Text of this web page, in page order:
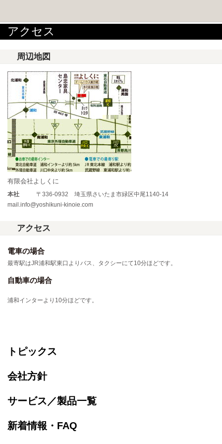
アクセス
周辺地図
有限会社よしくに
本社
〒336-0932 埼玉県さいたま市緑区中尾1140-14
mail.info@yoshikuni-kinoie.com
アクセス
電車の場合
最寄駅はJR浦和駅東口よりバス、タクシーにて10分ほどです。
自動車の場合
浦和インターより10分ほどです。
トピックス
会社方針
サービス／製品一覧
新着情報・FAQ